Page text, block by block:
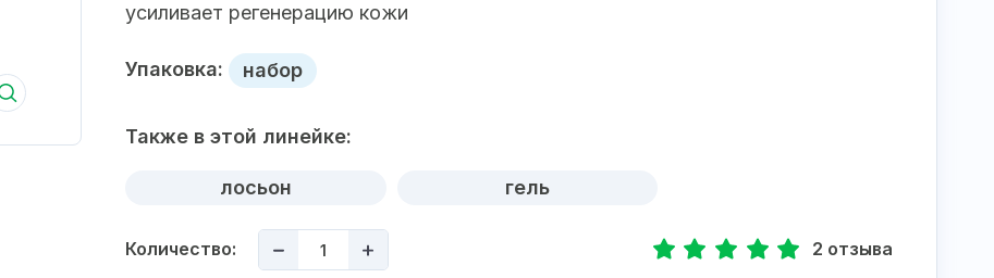
усиливает регенерацию кожи
Упаковка: набор
Также в этой линейке:
лосьон гель
Количество: 2 отзыва